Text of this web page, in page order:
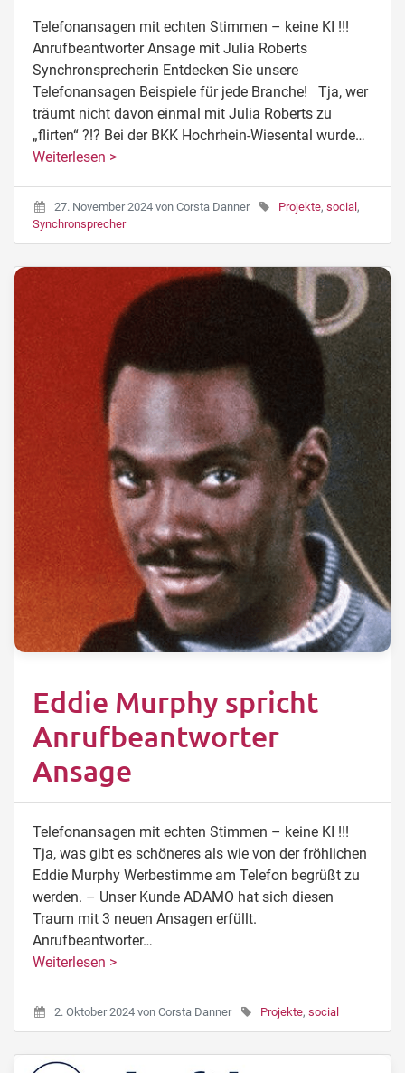
Telefonansagen mit echten Stimmen – keine KI !!!
Anrufbeantworter Ansage mit Julia Roberts
Synchronsprecherin Entdecken Sie unsere
Telefonansagen Beispiele für jede Branche! Tja, wer
träumt nicht davon einmal mit Julia Roberts zu
„flirten“ ?!? Bei der BKK Hochrhein-Wiesental wurde…
Weiterlesen >
27. November 2024 von Corsta Danner Projekte, social ,
Synchronsprecher
Eddie Murphy spricht
Anrufbeantworter
Ansage
Telefonansagen mit echten Stimmen – keine KI !!!
Tja, was gibt es schöneres als wie von der fröhlichen
Eddie Murphy Werbestimme am Telefon begrüßt zu
werden. – Unser Kunde ADAMO hat sich diesen
Traum mit 3 neuen Ansagen erfüllt.
Anrufbeantworter…
Weiterlesen >
2. Oktober 2024 von Corsta Danner Projekte, social